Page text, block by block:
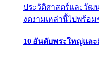
ประวัติศาสตร์และวัฒ
งดงามเหล่านี้ไปพร้อม
10 อันดับพระใหญ่แล